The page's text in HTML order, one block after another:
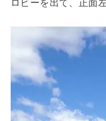
ロビーを出て、正面